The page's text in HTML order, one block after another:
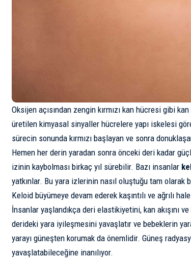
Oksijen açısından zengin kırmızı kan hücresi gibi
üretilen kimyasal sinyaller hücrelere yapı iskelesi
sürecin sonunda kırmızı başlayan ve sonra
Hemen her derin yaradan sonra önceki deri kadar
izinin kaybolması birkaç yıl sürebilir. Bazı insanlar
yatkınlar. Bu yara izlerinin nasıl oluştuğu tam olarak
Keloid büyümeye devam ederek kaşıntılı ve ağrılı
İnsanlar yaşlandıkça deri elastikiyetini, kan akışını
derideki yara iyileşmesini yavaşlatır ve bebeklerin
yarayı güneşten korumak da önemlidir. Güneş
yavaşlatabileceğine inanılıyor.